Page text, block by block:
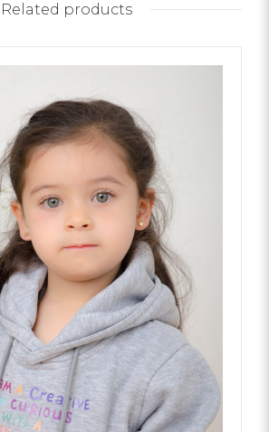
Related products